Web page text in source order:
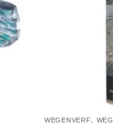
WEGENVERF,